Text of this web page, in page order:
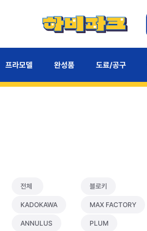
프라모델 완성품 도료/공구
전체
KADOKAWA
ANNULUS
블로키
MAX FACTORY
PLUM